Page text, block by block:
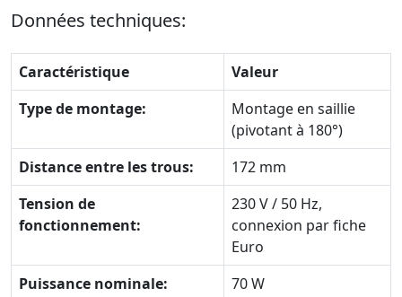
Données techniques:
Caractéristique
Valeur
Type de montage:
Montage en saillie
(pivotant à 180°)
Distance entre les trous:
172 mm
Tension de
fonctionnement:
230 V / 50 Hz,
connexion par fiche
Euro
Puissance nominale:
70 W